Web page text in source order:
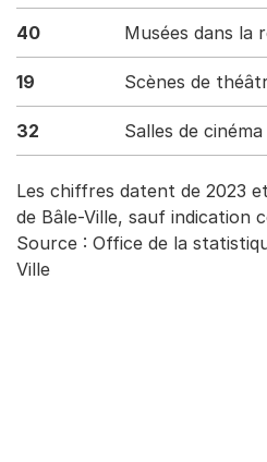
40 Musées dans la
19 Scènes de
32 Salles de cinéma
Les chiffres datent de 2023
de Bâle-Ville, sauf indication
Source : Office de la
Ville